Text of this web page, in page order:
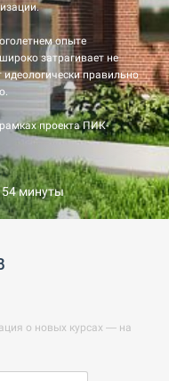
опыте
затрагивает не
правильно
проекта ПИК-
54 минуты
о новых курсах — на